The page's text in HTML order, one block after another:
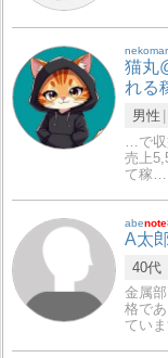
猫丸
れる
男性
…で
売上
て稼…
abenote
A太
40代
金属
格で
てい